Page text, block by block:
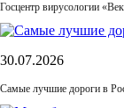
Госцентр вирусологии
30.07.2026
Самые лучшие дороги в